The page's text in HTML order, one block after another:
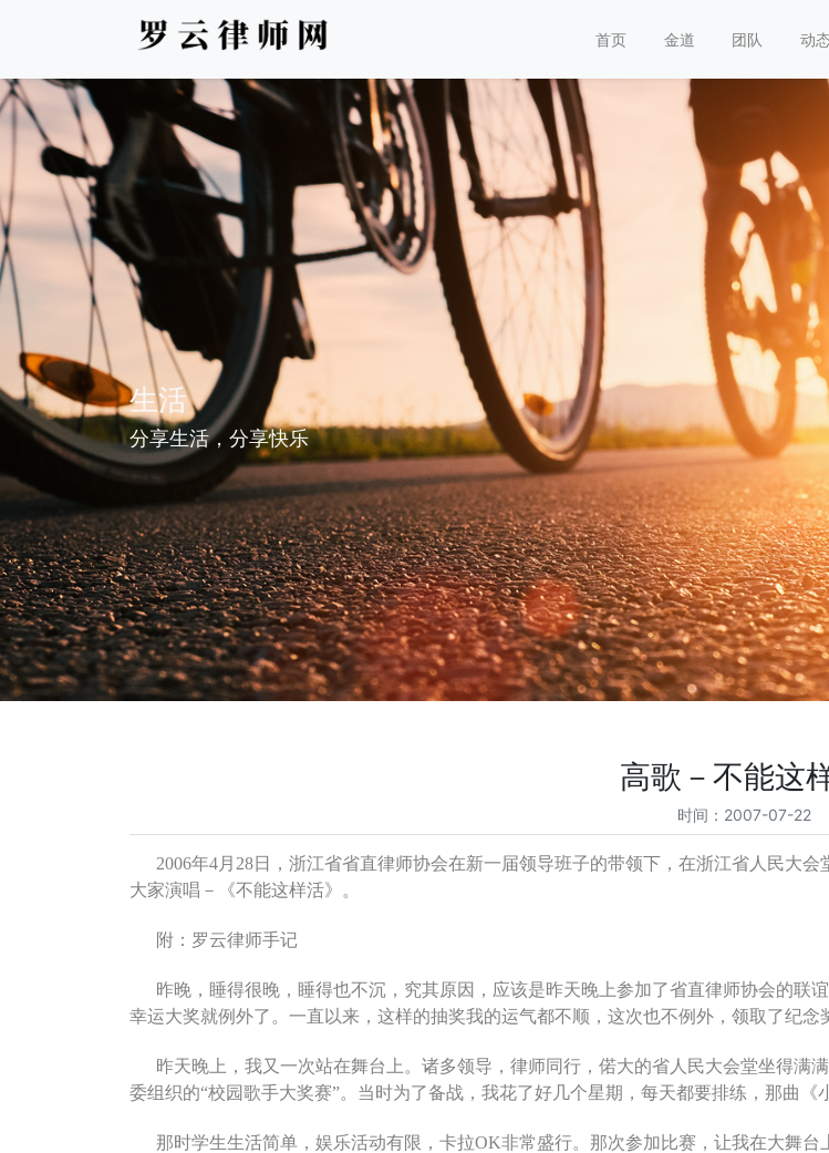
首页 金道 团队 动
生活
分享生活，分享快乐
高歌－不能这
时间：2007-07-22
2006年4月28日，浙江省省直律师协会在新一届领导班子的带领下，在浙江省人民大
大家演唱－《不能这样活》。
附：罗云律师手记
昨晚，睡得很晚，睡得也不沉，究其原因，应该是昨天晚上参加了省直律师协会的联
幸运大奖就例外了。一直以来，这样的抽奖我的运气都不顺，这次也不例外，领取了纪念
昨天晚上，我又一次站在舞台上。诸多领导，律师同行，偌大的省人民大会堂坐得满
委组织的“校园歌手大奖赛”。当时为了备战，我花了好几个星期，每天都要排练，那曲《
那时学生生活简单，娱乐活动有限，卡拉OK非常盛行。那次参加比赛，让我在大舞